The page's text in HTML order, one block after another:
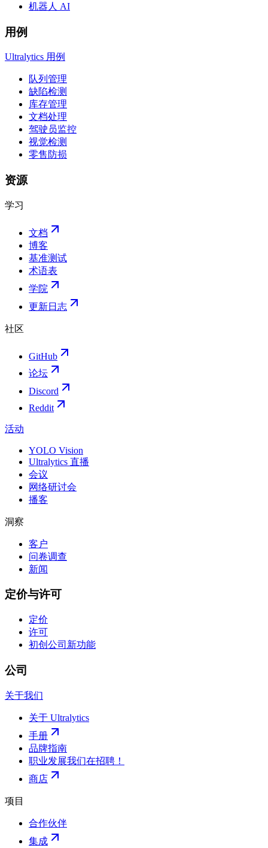
机器人 AI
用例
Ultralytics 用例
队列管理
缺陷检测
库存管理
文档处理
驾驶员监控
视觉检测
零售防损
资源
学习
文档
博客
基准测试
术语表
学院
更新日志
社区
GitHub
论坛
Discord
Reddit
活动
YOLO Vision
Ultralytics 直播
会议
网络研讨会
播客
洞察
客户
问卷调查
新闻
定价与许可
定价
许可
初创公司 新功能
公司
关于我们
关于 Ultralytics
手册
品牌指南
职业发展我们在招聘！
商店
项目
合作伙伴
集成